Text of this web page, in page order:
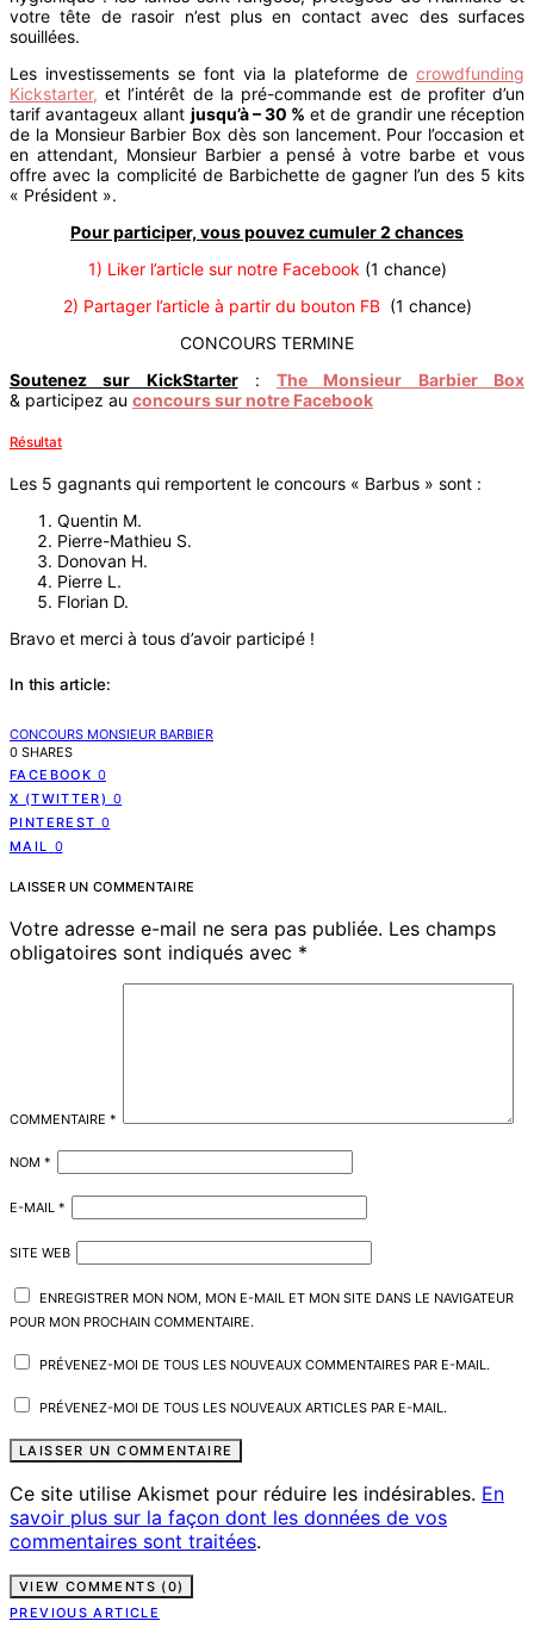
votre tête de rasoir n’est plus en contact avec des surfaces
souillées.
Les investissements se font via la plateforme de crowdfunding
Kickstarter, et l’intérêt de la pré-commande est de profiter d’un
tarif avantageux allant jusqu’à – 30 % et de grandir une réception
de la Monsieur Barbier Box dès son lancement. Pour l’occasion et
en attendant, Monsieur Barbier a pensé à votre barbe et vous
offre avec la complicité de Barbichette de gagner l’un des 5 kits
« Président ».
Pour participer, vous pouvez cumuler 2 chances
1) Liker l’article sur notre Facebook (1 chance)
2) Partager l’article à partir du bouton FB (1 chance)
CONCOURS TERMINE
Soutenez sur KickStarter:The Monsieur Barbier Box
& participez au concours sur notre Facebook
Résultat
Les 5 gagnants qui remportent le concours « Barbus » sont :
Quentin M.
Pierre-Mathieu S.
Donovan H.
Pierre L.
Florian D.
Bravo et merci à tous d’avoir participé !
In this article:
CONCOURS MONSIEUR BARBIER
0 SHARES
FACEBOOK 0
X (TWITTER) 0
PINTEREST 0
MAIL 0
LAISSER UN COMMENTAIRE
Votre adresse e-mail ne sera pas publiée. Les champs
obligatoires sont indiqués avec *
COMMENTAIRE *
NOM *
E-MAIL *
SITE WEB
ENREGISTRER MON NOM, MON E-MAIL ET MON SITE DANS LE NAVIGATEUR
POUR MON PROCHAIN COMMENTAIRE.
PRÉVENEZ-MOI DE TOUS LES NOUVEAUX COMMENTAIRES PAR E-MAIL.
PRÉVENEZ-MOI DE TOUS LES NOUVEAUX ARTICLES PAR E-MAIL.
Ce site utilise Akismet pour réduire les indésirables. En
savoir plus sur la façon dont les données de vos
commentaires sont traitées.
VIEW COMMENTS (0)
PREVIOUS ARTICLE